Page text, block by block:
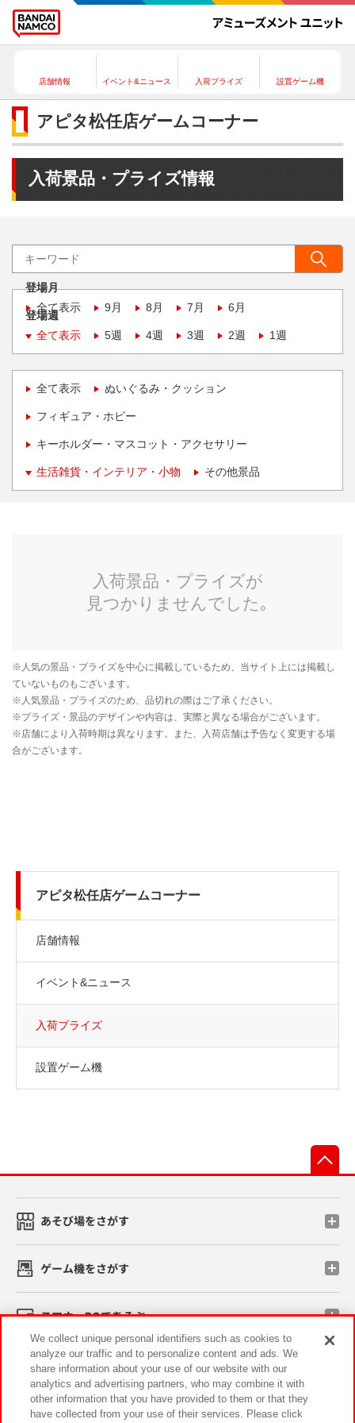
店舗情報 イベント&ニュース 入荷プライズ 設置ゲーム機
アピタ松任店ゲームコーナー
入荷景品・プライズ情報
登場月
全て表示
9月 8月 7月 6月
登場週
全て表示
5週 4週 3週 2週 1週
全て表示 ぬいぐるみ・クッション
フィギュア・ホビー
キーホルダー・マスコット・アクセサリー
生活雑貨・インテリア・小物 その他景品
アピタ松任店ゲームコーナー
店舗情報
イベント&ニュース
入荷プライズ
設置ゲーム機
あそび場をさがす
ゲーム機をさがす
スマホ・PCであそぶ
イベント・キャンペーン
We collect unique personal identifiers such as cookies to
analyze our traffic and to personalize content and ads. We
share information about your use of our website with our
analytics and advertising partners, who may combine it with
other information that you have provided to them or that they
have collected from your use of their services. Please click